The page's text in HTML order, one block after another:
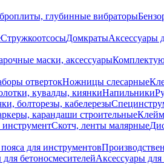
глубинные вибраторы
СтружкоотсосыДомкратыАксессуары
маски, аксессуары
отвертокНожницы слесарные
кувалды, киянкиНапильники
болторезы, кабелерезы
карандаши строительные
Скотч, ленты малярные
для инструментов
бетоносмесителейАксессуары